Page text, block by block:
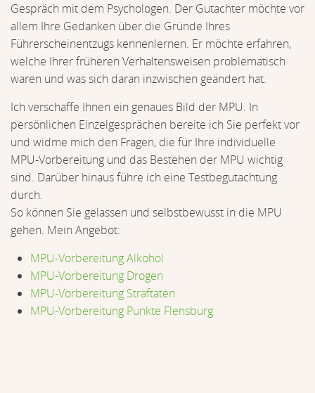
Gespräch mit dem Psychologen. Der Gutachter möchte vor
allem Ihre Gedanken über die Gründe Ihres
Führerscheinentzugs kennenlernen. Er möchte erfahren,
welche Ihrer früheren Verhaltensweisen problematisch
waren und was sich daran inzwischen geändert hat.
Ich verschaffe Ihnen ein genaues Bild der MPU. In
persönlichen Einzelgesprächen bereite ich Sie perfekt vor
und widme mich den Fragen, die für Ihre individuelle
MPU-Vorbereitung und das Bestehen der MPU wichtig
sind. Darüber hinaus führe ich eine Testbegutachtung
durch.
So können Sie gelassen und selbstbewusst in die MPU
gehen. Mein Angebot:
MPU-Vorbereitung Alkohol
MPU-Vorbereitung Drogen
MPU-Vorbereitung Straftaten
MPU-Vorbereitung Punkte Flensburg